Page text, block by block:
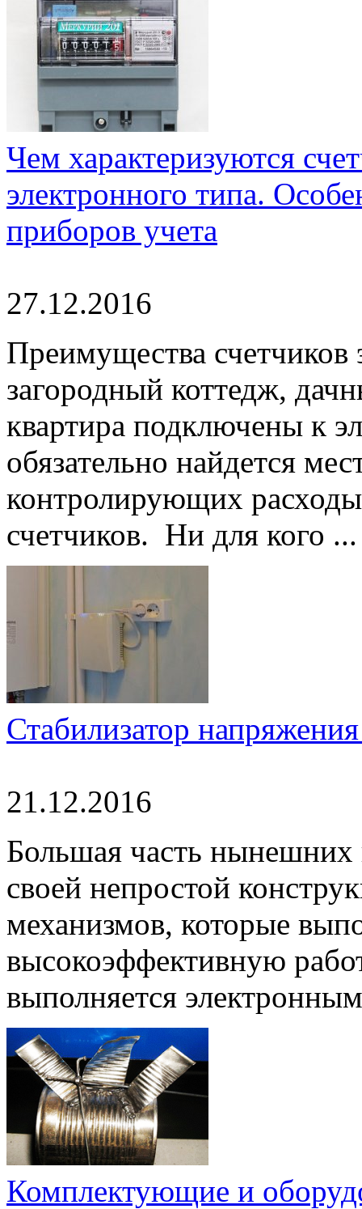
Чем характеризуются
электронного типа.
приборов учета
27.12.2016
Преимущества
загородный коттедж,
квартира подключены к
обязательно найдется
контролирующих расходы
счетчиков. Ни для кого ...
Стабилизатор напряжения
21.12.2016
Большая часть нынешних
своей непростой
механизмов, которые
высокоэффективную
выполняется
Комплектующие и